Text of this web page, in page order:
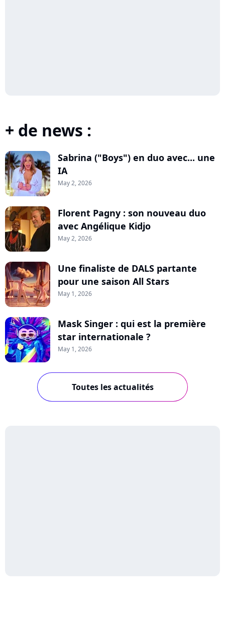
+ de news :
Sabrina ("Boys") en duo avec... une
IA
May 2, 2026
Florent Pagny : son nouveau duo
avec Angélique Kidjo
May 2, 2026
Une finaliste de DALS partante
pour une saison All Stars
May 1, 2026
Mask Singer : qui est la première
star internationale ?
May 1, 2026
Toutes les actualités